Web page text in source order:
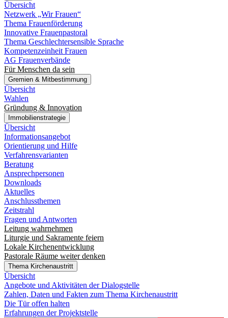
Übersicht
Netzwerk „Wir Frauen“
Thema Frauenförderung
Innovative Frauenpastoral
Thema Geschlechtersensible Sprache
Kompetenzeinheit Frauen
AG Frauenverbände
Für Menschen da sein
Gremien & Mitbestimmung
Übersicht
Wahlen
Gründung & Innovation
Immobilienstrategie
Übersicht
Informationsangebot
Orientierung und Hilfe
Verfahrensvarianten
Beratung
Ansprechpersonen
Downloads
Aktuelles
Anschlussthemen
Zeitstrahl
Fragen und Antworten
Leitung wahrnehmen
Liturgie und Sakramente feiern
Lokale Kirchenentwicklung
Pastorale Räume weiter denken
Thema Kirchenaustritt
Übersicht
Angebote und Aktivitäten der Dialogstelle
Zahlen, Daten und Fakten zum Thema Kirchenaustritt
Die Tür offen halten
Erfahrungen der Projektstelle